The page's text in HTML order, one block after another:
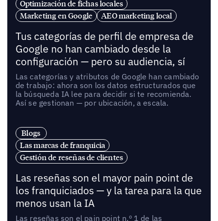
Optimización de fichas locales
Marketing en Google
AEO marketing local
Tus categorías de perfil de empresa de
Google no han cambiado desde la
configuración — pero su audiencia, sí
Las categorías y atributos de Google han cambiado
de trabajo: ahora son los datos estructurados que
la búsqueda IA lee para decidir si te recomienda.
Así se gestionan — por ubicación, a escala.
Blogs
Las marcas de franquicia
Gestión de reseñas de clientes
Las reseñas son el mayor pain point de
los franquiciados — y la tarea para la que
menos usan la IA
Las reseñas son el pain point n.º 1 de las